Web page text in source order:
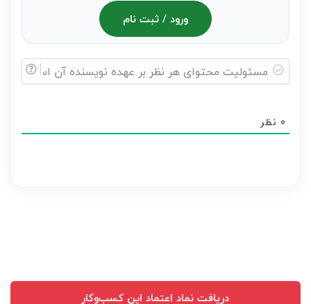
ورود / ثبت نام
هر
0 نظر
دریافت نماد اعتماد این کسب‌وکار